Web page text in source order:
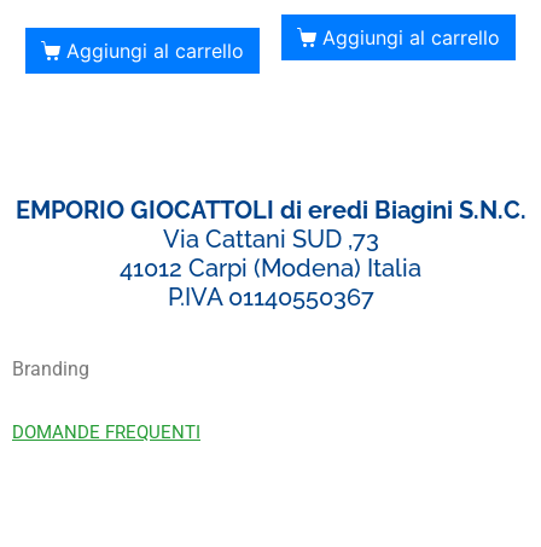
Aggiungi al carrello
Aggiungi al carrello
EMPORIO GIOCATTOLI di eredi Biagini S.N.C.
Via Cattani SUD ,73
41012 Carpi (Modena) Italia
P.IVA 01140550367
Branding
DOMANDE FREQUENTI